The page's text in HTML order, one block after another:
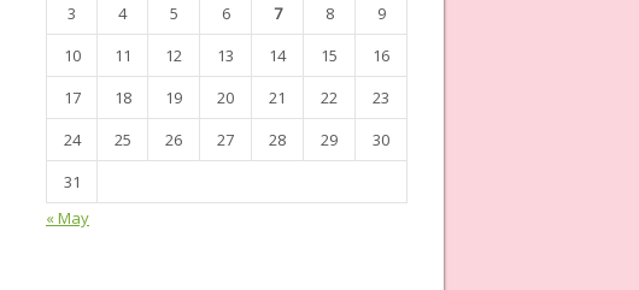
3
4 5 6 7 8
9
10
11 12 13 14 15
16
17
18 19 20 21 22
23
24
25 26 27 28 29
30
31
« May